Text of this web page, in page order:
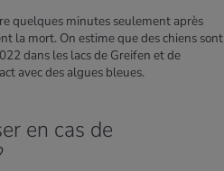
quelques minutes seulement après
la mort. On estime que des chiens sont
dans les lacs de Greifen et de
avec des algues bleues.
en cas de